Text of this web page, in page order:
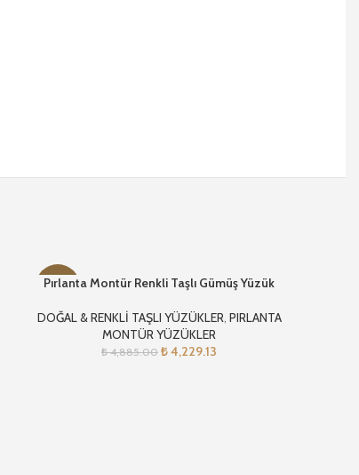
-13%
Pırlanta Montür Renkli Taşlı Gümüş Yüzük
DOĞAL & RENKLİ TAŞLI YÜZÜKLER, PIRLANTA
MONTÜR YÜZÜKLER
₺4,885.00 ₺4,229.13